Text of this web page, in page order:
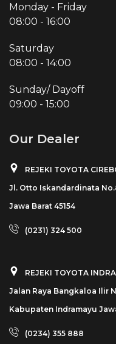
Monday - Friday
08:00 - 16:00
Saturday
08:00 - 14:00
Sunday/ Dayoff
09:00 - 15:00
Our Dealer
REJEKI TOYOTA
Jl. Otto Iskandardinata
Jawa Barat 45154
(0231) 324 500
REJEKI TOYOTA
Jalan Raya Bangkaloa Ilir
Kabupaten Indramayu
(0234) 355 888